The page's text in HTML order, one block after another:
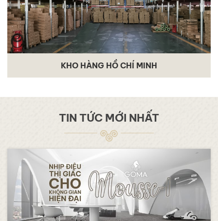
KHO HÀNG HỒ CHÍ MINH
TIN TỨC MỚI NHẤT